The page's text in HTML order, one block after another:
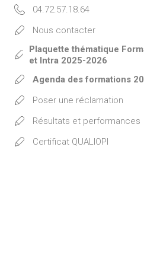
04.72.57.18.64
Nous contacter
Plaquette thématique
et Intra 2025-2026
Agenda des formations
Poser une réclamation
Résultats et performances
Certificat QUALIOPI